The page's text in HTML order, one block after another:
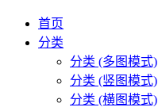
首页
分类
分类 (多图模式)
分类 (竖图模式)
分类 (横图模式)